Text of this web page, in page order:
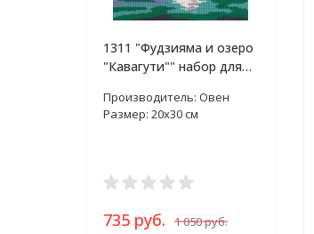
1311 "Фудзияма и озеро
"Кавагути"" набор для
Производитель: Овен
Размер: 20х30 см
735 руб. 1 050 руб.